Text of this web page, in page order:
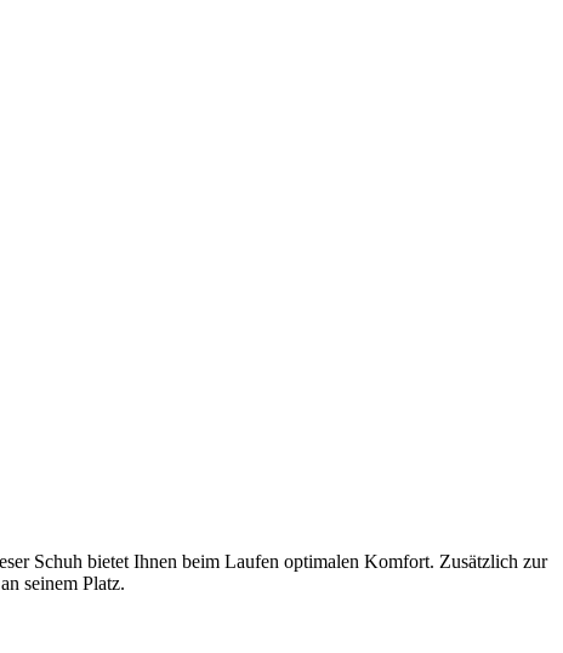
Schuh bietet Ihnen beim Laufen optimalen Komfort. Zusätzlich zur
seinem Platz.